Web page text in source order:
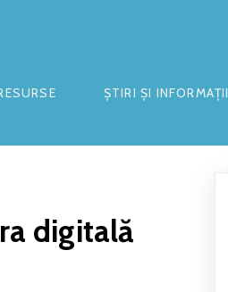
ȘTIRI ȘI INFORMAȚII
digitală